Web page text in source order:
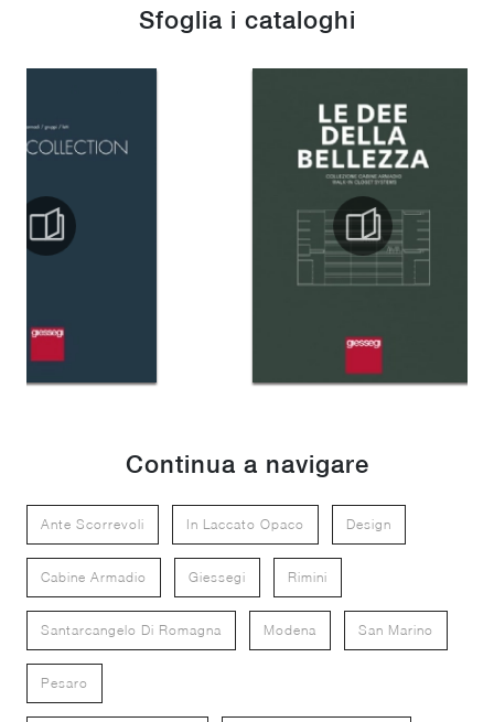
Sfoglia i cataloghi
Continua a navigare
Ante Scorrevoli In Laccato Opaco Design
Cabine Armadio Giessegi Rimini
Santarcangelo Di Romagna Modena San Marino
Pesaro